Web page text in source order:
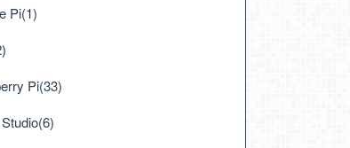
Pi(1)
Pi(33)